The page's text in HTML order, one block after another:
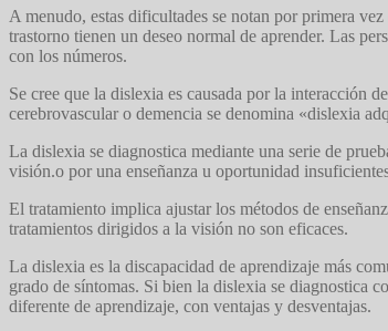
A menudo, estas dificultades se notan por primera
trastorno tienen un deseo normal de aprender. Las
con los números.
Se cree que la dislexia es causada por la interacción
cerebrovascular o demencia se denomina «dislexia
La dislexia se diagnostica mediante una serie de
visión.o por una enseñanza u oportunidad
El tratamiento implica ajustar los métodos de
tratamientos dirigidos a la visión no son eficaces.
La dislexia es la discapacidad de aprendizaje más
grado de síntomas. Si bien la dislexia se diagnostica
diferente de aprendizaje, con ventajas y desventajas.